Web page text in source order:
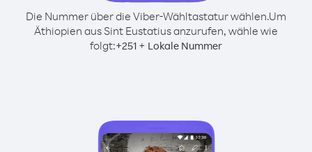
Die Nummer über die Viber-Wähltastatur wählen.Um
Äthiopien aus Sint Eustatius anzurufen, wähle wie
folgt:+251 + Lokale Nummer